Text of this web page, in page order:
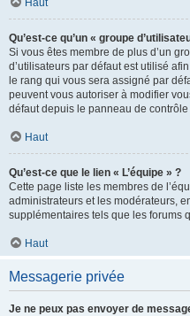
Haut
Qu’est-ce qu’un « groupe
Si vous êtes membre de plus d’un
d’utilisateurs par défaut est utilisé
le rang qui vous sera assigné par
peuvent vous autoriser à modifier
défaut depuis le panneau de contrôle
Haut
Qu’est-ce que le lien « L’équipe » ?
Cette page liste les membres de
administrateurs et les modérateurs,
supplémentaires tels que les forums
Haut
Messagerie privée
Je ne peux pas envoyer de